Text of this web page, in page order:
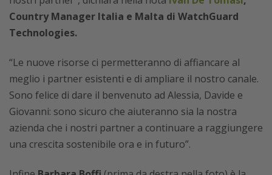
Country Manager Italia e Malta di WatchGuard
Technologies.
“Le nuove risorse ci permetteranno di affiancare al
meglio i partner esistenti e di ampliare il nostro canale.
Sono felice di dare il benvenuto ad Alessia, Davide e
Giovanni: sono sicuro che aiuteranno sia la nostra
azienda che i nostri partner a continuare a raggiungere
una crescita sostenibile ora e in futuro”.